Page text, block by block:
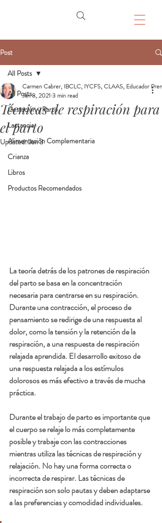
Post
All Posts
Gestación y Parto
Lactancia
Alimentación Complementaria
Crianza
Libros
Productos Recomendados
All Posts
Técnicas de respiración para
el parto
Carmen Cabrer, IBCLC, IYCFS, CLAAS, Educador
Jan 8, 2021 3 min read
Updated:Jun 3
La teoría detrás de los patrones de respiración
del parto se basa en la concentración
necesaria para centrarse en su respiración.
Durante una contracción, el proceso de
pensamiento se redirige de una respuesta al
dolor, como la tensión y la retención de la
respiración, a una respuesta de respiración
relajada aprendida. El desarrollo exitoso de
una respuesta relajada a los estímulos
dolorosos es más efectivo a través de mucha
práctica.
Durante el trabajo de parto es importante que
el cuerpo se relaje lo más completamente
posible y trabaje con las contracciones
mientras utiliza las técnicas de respiración y
relajación. No hay una forma correcta o
incorrecta de respirar. Las técnicas de
respiración son solo pautas y deben adaptarse
a las preferencias y comodidad individuales.